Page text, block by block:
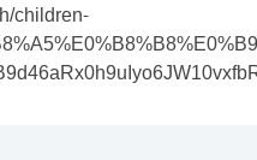
children-